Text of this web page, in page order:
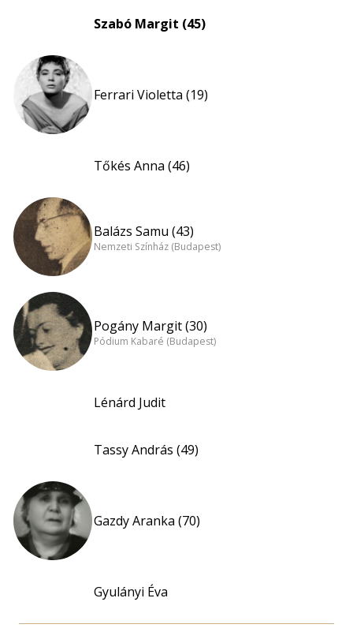
Szabó Margit (45)
Ferrari Violetta (19)
Tőkés Anna (46)
Balázs Samu (43)
Nemzeti Színház (Budapest)
Pogány Margit (30)
Pódium Kabaré (Budapest)
Lénárd Judit
Tassy András (49)
Gazdy Aranka (70)
Gyulányi Éva